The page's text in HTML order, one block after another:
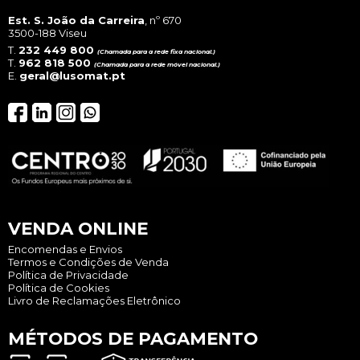
Est. S. João da Carreira , nº 670
3500-188 Viseu
T. 232 449 800 (Chamada para a rede fixa nacional.)
T. 962 818 500 (Chamada para a rede móvel nacional.)
E. geral@lusomat.pt
VENDA ONLINE
Encomendas e Envios
Termos e Condições de Venda
Política de Privacidade
Política de Cookies
Livro de Reclamações Eletrônico
MÉTODOS DE PAGAMENTO